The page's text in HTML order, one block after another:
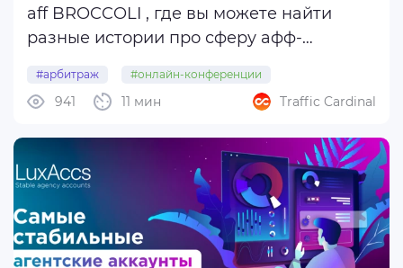
aff BROCCOLI , где вы можете найти
разные истории про сферу афф-
обо всем в этой сфере происходящем. В
аффилиат-маркетинге я с 2015 года,
работала в нетворках и инхаус-
партнерках в ...
#арбитраж #онлайн-конференции
11 мин
941 Traffic Cardinal